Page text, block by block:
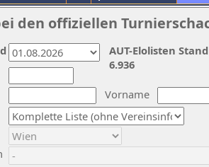
den offiziellen
Vorname
AUT-Elolisten
6.936